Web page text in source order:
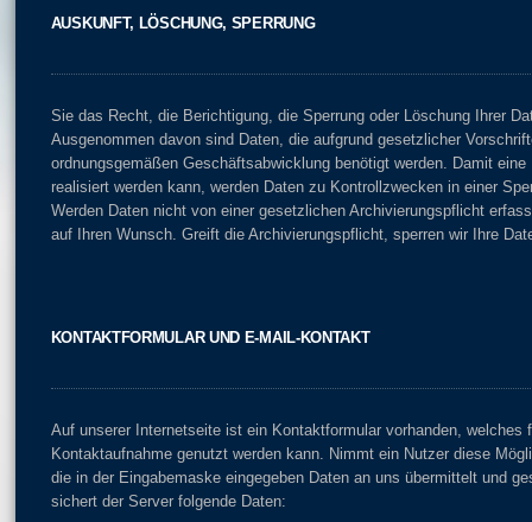
AUSKUNFT, LÖSCHUNG, SPERRUNG
Sie das Recht, die Berichtigung, die Sperrung oder Löschung Ihrer
Ausgenommen davon sind Daten, die aufgrund gesetzlicher
ordnungsgemäßen Geschäftsabwicklung benötigt werden. Damit eine
realisiert werden kann, werden Daten zu Kontrollzwecken in einer
Werden Daten nicht von einer gesetzlichen Archivierungspflicht
auf Ihren Wunsch. Greift die Archivierungspflicht, sperren wir Ihre
KONTAKTFORMULAR UND E-MAIL-KONTAKT
Auf unserer Internetseite ist ein Kontaktformular vorhanden, welches
Kontaktaufnahme genutzt werden kann. Nimmt ein Nutzer diese
die in der Eingabemaske eingegeben Daten an uns übermittelt und
sichert der Server folgende Daten: